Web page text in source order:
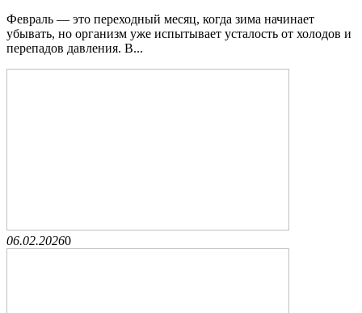
Февраль — это переходный месяц, когда зима начинает
убывать, но организм уже испытывает усталость от холодов и
перепадов давления. В...
06.02.20260